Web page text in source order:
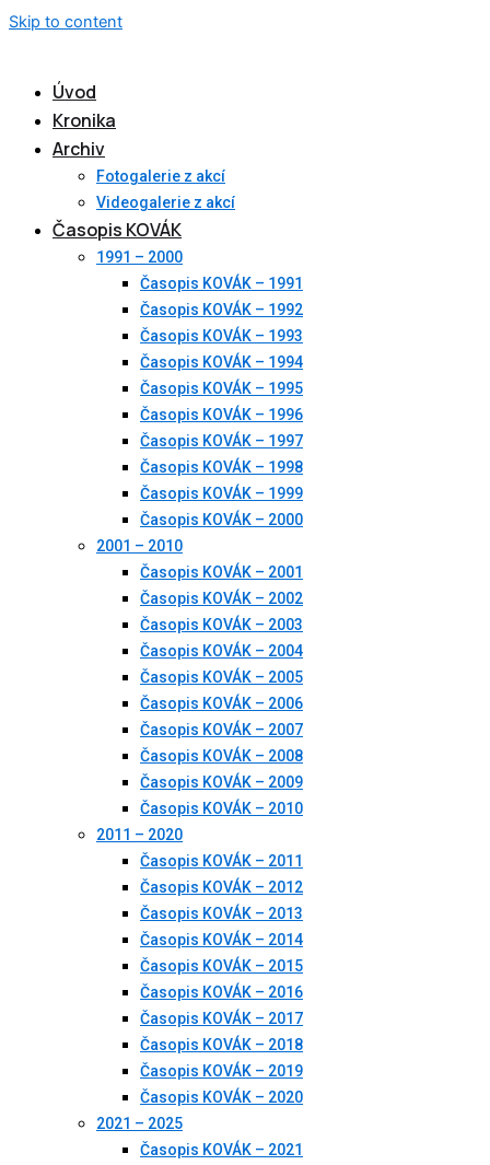
Skip to content
Úvod
Kronika
Archiv
Fotogalerie z akcí
Videogalerie z akcí
Časopis KOVÁK
1991 – 2000
Časopis KOVÁK – 1991
Časopis KOVÁK – 1992
Časopis KOVÁK – 1993
Časopis KOVÁK – 1994
Časopis KOVÁK – 1995
Časopis KOVÁK – 1996
Časopis KOVÁK – 1997
Časopis KOVÁK – 1998
Časopis KOVÁK – 1999
Časopis KOVÁK – 2000
2001 – 2010
Časopis KOVÁK – 2001
Časopis KOVÁK – 2002
Časopis KOVÁK – 2003
Časopis KOVÁK – 2004
Časopis KOVÁK – 2005
Časopis KOVÁK – 2006
Časopis KOVÁK – 2007
Časopis KOVÁK – 2008
Časopis KOVÁK – 2009
Časopis KOVÁK – 2010
2011 – 2020
Časopis KOVÁK – 2011
Časopis KOVÁK – 2012
Časopis KOVÁK – 2013
Časopis KOVÁK – 2014
Časopis KOVÁK – 2015
Časopis KOVÁK – 2016
Časopis KOVÁK – 2017
Časopis KOVÁK – 2018
Časopis KOVÁK – 2019
Časopis KOVÁK – 2020
2021 – 2025
Časopis KOVÁK – 2021